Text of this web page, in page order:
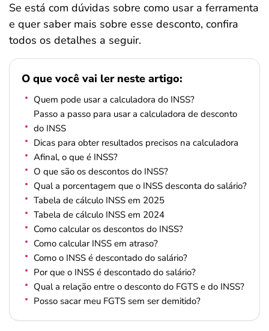
Se está com dúvidas sobre como usar a ferramenta
e quer saber mais sobre esse desconto, confira
todos os detalhes a seguir.
O que você vai ler neste artigo:
Quem pode usar a calculadora do INSS?
Passo a passo para usar a calculadora de desconto
do INSS
Dicas para obter resultados precisos na calculadora
Afinal, o que é INSS?
O que são os descontos do INSS?
Qual a porcentagem que o INSS desconta do salário?
Tabela de cálculo INSS em 2025
Tabela de cálculo INSS em 2024
Como calcular os descontos do INSS?
Como calcular INSS em atraso?
Como o INSS é descontado do salário?
Por que o INSS é descontado do salário?
Qual a relação entre o desconto do FGTS e do INSS?
Posso sacar meu FGTS sem ser demitido?